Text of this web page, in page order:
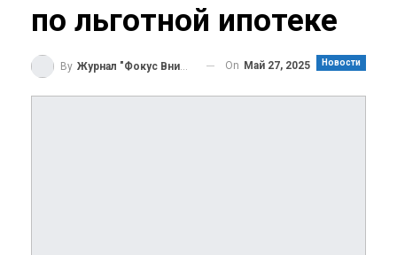
по льготной ипотеке
Новости
By Журнал "Фокус Внимания" On Май 27, 2025